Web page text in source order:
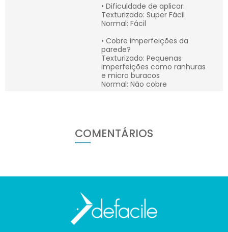
• Dificuldade de aplicar:
Texturizado: Super Fácil
Normal: Fácil
• Cobre imperfeições da
parede?
Texturizado: Pequenas
imperfeições como ranhuras
e micro buracos
Normal: Não cobre
COMENTÁRIOS